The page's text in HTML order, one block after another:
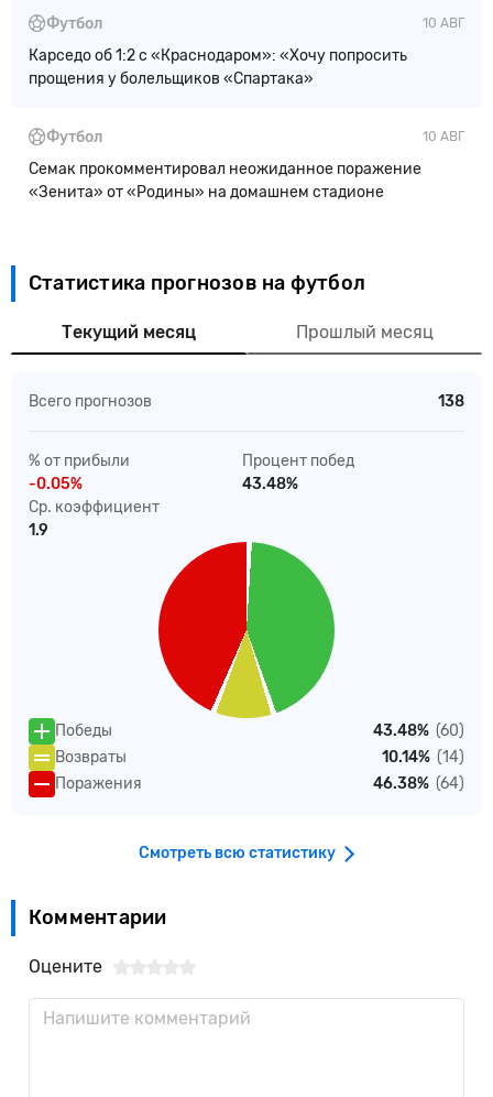
10 АВГ
Футбол
Карседо об 1:2 с «Краснодаром»: «Хочу попросить
прощения у болельщиков «Спартака»
10 АВГ
Футбол
Семак прокомментировал неожиданное поражение
«Зенита» от «Родины» на домашнем стадионе
Статистика прогнозов на футбол
Текущий месяц Прошлый месяц
Всего прогнозов 138
% от прибыли
-0.05%
Процент побед
43.48%
Ср. коэффициент
1.9
Победы 43.48% (60)
Возвраты
10.14% (14)
Поражения
46.38% (64)
Смотреть всю статистику
Комментарии
Оцените